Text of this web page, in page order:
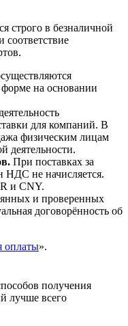
строго в безналичной
соответствие
на основании
для компаний. В
физическим лицам
деятельности.
При поставках за
НДС не начисляется.
и CNY.
и проверенных
договорённость об
оплаты».
получения
лучше всего